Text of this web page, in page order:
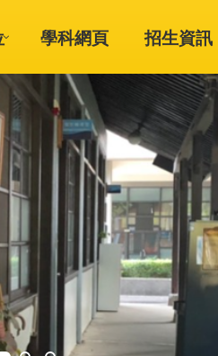
學科網頁 招生資訊